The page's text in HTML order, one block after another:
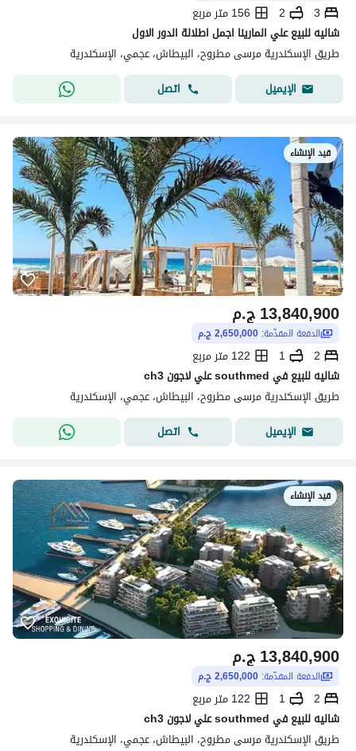
3
2
156 متر مربع
شاليه للبيع علي المارينا اجمل اطلالة الدور الاول
طريق الإسكندرية مرسى مطروح، البيطاش، عجمي، الإسكندرية
الإيميل
اتصل
قيد الإنشاء
ج.م13,840,900
الدفعة المقدّمة: 2,650,000 ج.م
2
1
122 متر مربع
شاليه للبيع في southmed علي لاجون ch3
طريق الإسكندرية مرسى مطروح، البيطاش، عجمي، الإسكندرية
الإيميل
اتصل
قيد الإنشاء
ج.م13,840,900
الدفعة المقدّمة: 2,650,000 ج.م
2
1
122 متر مربع
شاليه للبيع في southmed علي لاجون ch3
طريق الإسكندرية مرسى مطروح، البيطاش، عجمي، الإسكندرية